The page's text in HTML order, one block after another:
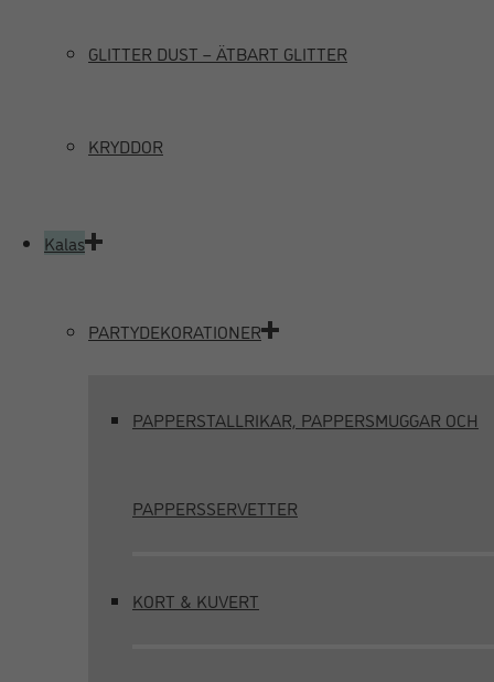
GLITTER DUST – ÄTBART GLITTER
KRYDDOR
Kalas
PARTYDEKORATIONER
PAPPERSTALLRIKAR, PAPPERSMUGGAR OCH
PAPPERSSERVETTER
KORT & KUVERT